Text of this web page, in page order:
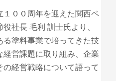
００周年を迎えた関西ペ
社長 毛利 訓士氏より、
る塗料事業で培ってきた技
営課題に取り組み、企業
経営戦略について語って